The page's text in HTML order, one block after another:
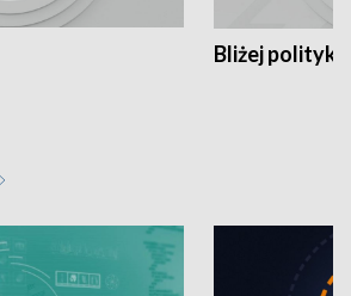
Bliżej polityki